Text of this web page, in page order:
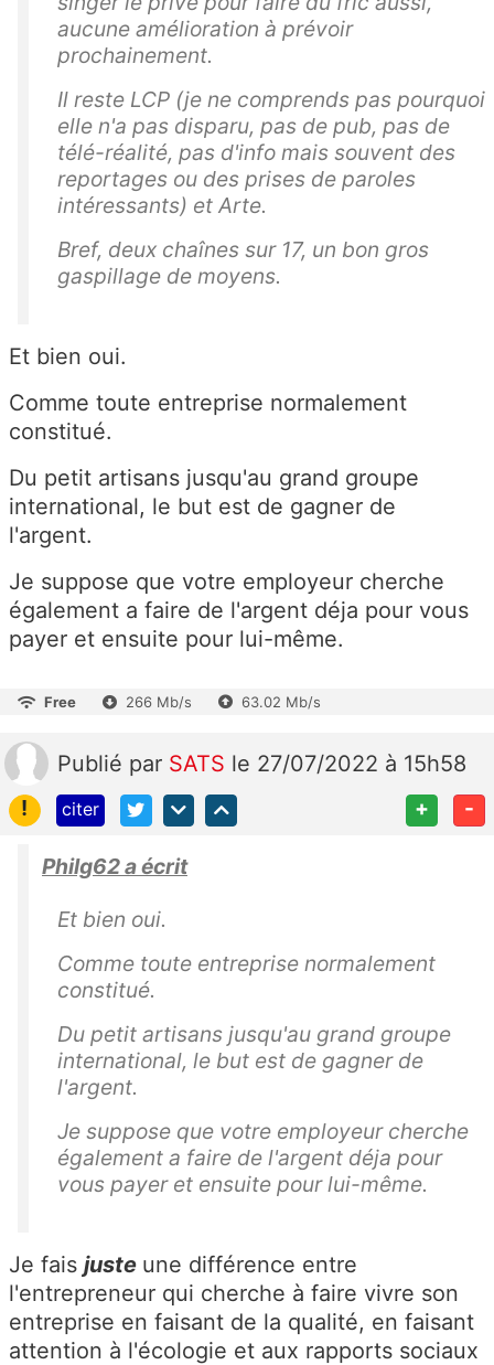
aucune amélioration à prévoir
prochainement.
Il reste LCP (je ne comprends pas pourquoi
elle n'a pas disparu, pas de pub, pas de
télé-réalité, pas d'info mais souvent des
reportages ou des prises de paroles
intéressants) et Arte.
Bref, deux chaînes sur 17, un bon gros
gaspillage de moyens.
Et bien oui.
Comme toute entreprise normalement
constitué.
Du petit artisans jusqu'au grand groupe
international, le but est de gagner de
l'argent.
Je suppose que votre employeur cherche
également a faire de l'argent déja pour vous
payer et ensuite pour lui-même.
Free 266 Mb/s 63.02 Mb/s
Publié par SATS le 27/07/2022 à 15h58
!
citer + -
Philg62 a écrit
Et bien oui.
Comme toute entreprise normalement
constitué.
Du petit artisans jusqu'au grand groupe
international, le but est de gagner de
l'argent.
Je suppose que votre employeur cherche
également a faire de l'argent déja pour
vous payer et ensuite pour lui-même.
Je fais juste une différence entre
l'entrepreneur qui cherche à faire vivre son
entreprise en faisant de la qualité, en faisant
attention à l'écologie et aux rapports sociaux